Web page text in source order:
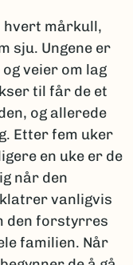
hvert mårkull,
sju. Ungene er
veier om lag
til får de et
og allerede
Etter fem uker
en uke er de
når den
vanligvis
den forstyrres
familien. Når